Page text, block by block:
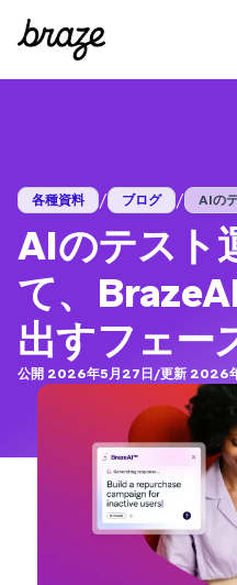
各種資料 / ブログ / AIの
AIのテスト
て、
出すフェー
公開 2026年5月27日/更新 2026